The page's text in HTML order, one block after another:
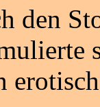
den